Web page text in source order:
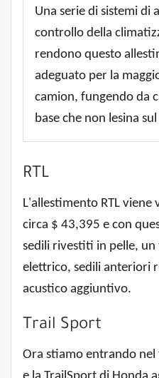
Una serie di sistemi di
controllo della
rendono questo
adeguato per la
camion, fungendo da
base che non lesina
RTL
L'allestimento RTL
circa $ 43,395 e con
sedili rivestiti in pelle,
elettrico, sedili anteriori
acustico aggiuntivo.
Trail Sport
Ora stiamo entrando